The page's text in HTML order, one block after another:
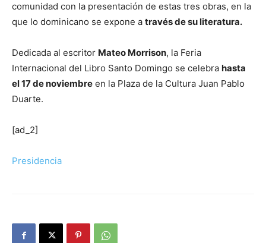
comunidad con la presentación de estas tres obras, en la
que lo dominicano se expone a través de su literatura.
Dedicada al escritor Mateo Morrison, la Feria
Internacional del Libro Santo Domingo se celebra hasta
el 17 de noviembre en la Plaza de la Cultura Juan Pablo
Duarte.
[ad_2]
Presidencia